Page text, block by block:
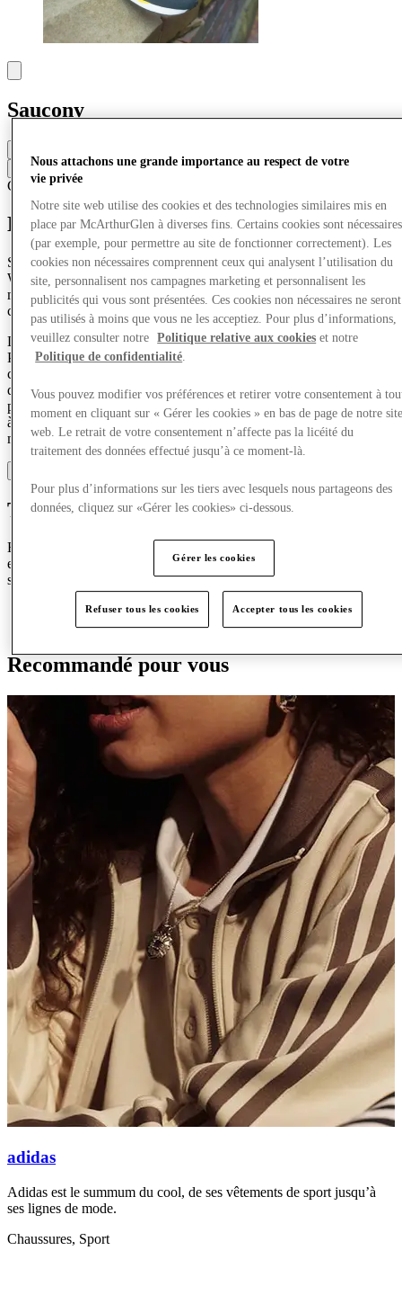
Saucony
Contacter la boutique
Chaussures
Découvrez Saucony
Saucony, la « Marque Originale de Course » et une division de
Wolverine World Wide, Inc. (NYSE : WWW), est une marque
mondiale de performance leader qui fusionne innovation, style et
culture.
Largement reconnu pour ses technologies primées telles que
PWRRUN™ PB, PWRRUN+ ™ et SPEEDROLL™, Saucony
crée des chaussures et vêtements innovants techniques et lifestyle
dans les Road, Trail et Originals. Fondée en 1898, Saucony existe
pour inspirer et permettre aux gens de vivre une vie meilleure grâce
à la culture de la course, à l’expression de soi et à leur impact sur le
monde.
Trouver Saucony
Explorez le centre en cliquant sur la carte — des marques
emblématiques des créateurs à la mode grand public, votre parcours
stylistique commence ici.
EXPLOREZ LA CARTE
PLANIFIEZ VOTRE VISITE
Recommandé pour vous
adidas
Adidas est le summum du cool, de ses vêtements de sport jusqu’à
ses lignes de mode.
Chaussures, Sport
Nous attachons une grande importance au respect de votre
vie privée
Notre site web utilise des cookies et des technologies similaires mis en
place par McArthurGlen à diverses fins. Certains cookies sont nécessaires
(par exemple, pour permettre au site de fonctionner correctement). Les
cookies non nécessaires comprennent ceux qui analysent l’utilisation du
site, personnalisent nos campagnes marketing et personnalisent les
publicités qui vous sont présentées. Ces cookies non nécessaires ne seront
pas utilisés à moins que vous ne les acceptiez. Pour plus d’informations,
veuillez consulter notre
Politique relative aux cookies et notre
Politique de confidentialité.
Vous pouvez modifier vos préférences et retirer votre consentement à
moment en cliquant sur « Gérer les cookies » en bas de page de notre
web. Le retrait de votre consentement n’affecte pas la licéité du
traitement des données effectué jusqu’à ce moment-là.
Pour plus d’informations sur les tiers avec lesquels nous partageons des
données, cliquez sur «Gérer les cookies» ci-dessous.
Gérer les cookies
Refuser tous les cookies Accepter tous les cookies